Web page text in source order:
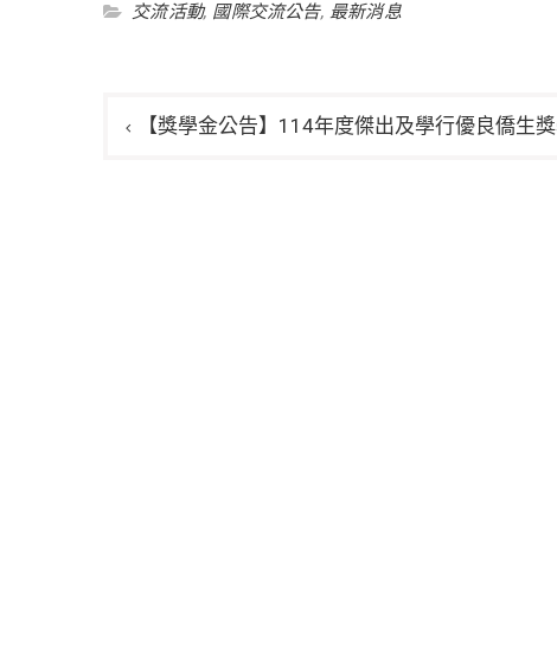
交流活動, 國際交流公告,最新消息
【獎學金公告】114年度傑出及學行優良僑生